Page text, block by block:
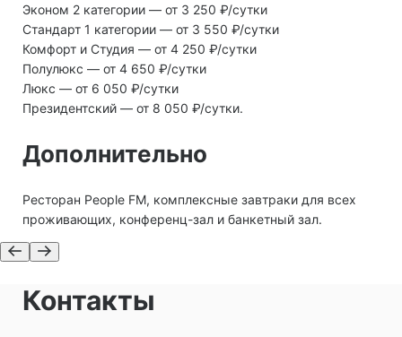
Эконом 2 категории — от 3 250 ₽/сутки
Стандарт 1 категории — от 3 550 ₽/сутки
Комфорт и Студия — от 4 250 ₽/сутки
Полулюкс — от 4 650 ₽/сутки
Люкс — от 6 050 ₽/сутки
Президентский — от 8 050 ₽/сутки.
Дополнительно
Ресторан People FM, комплексные завтраки для всех
проживающих, конференц-зал и банкетный зал.
Контакты